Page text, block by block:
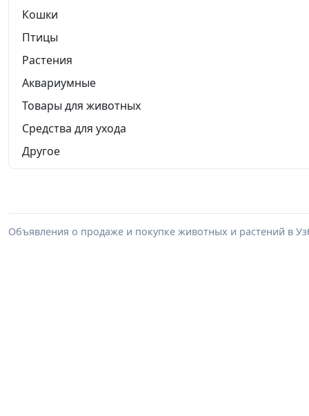
Кошки
Птицы
Растения
Аквариумные
Товары для животных
Средства для ухода
Другое
Объявления о продаже и покупке животных и растений в